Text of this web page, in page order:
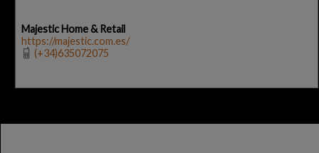
Majestic Home & Retail
https://majestic.com.es/
(+34)635072075